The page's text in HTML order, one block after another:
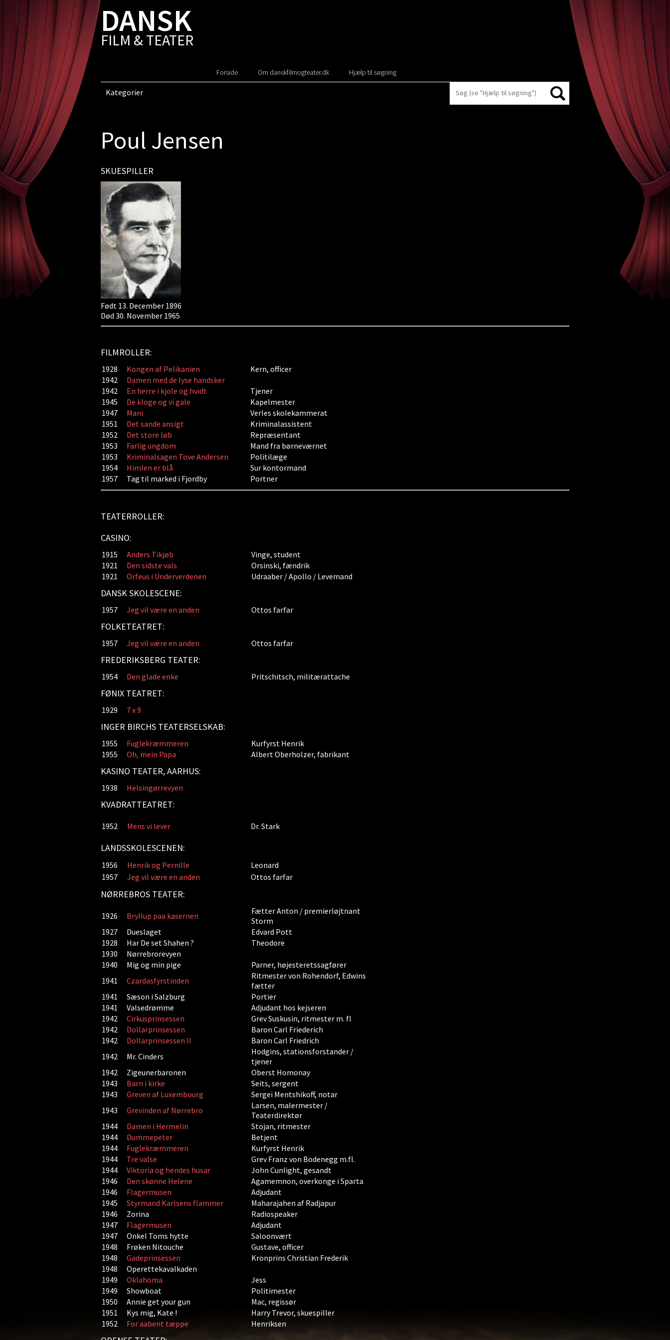
DANSK
FILM & TEATER
Forside Om danskfilmogteater.dk Hjælp til søgning
Kategorier
Poul Jensen
SKUESPILLER
Født 13. December 1896
Død 30. November 1965
FILMROLLER:
1928 Kongen af Pelikanien
Kern, officer
1942
Damen med de lyse handsker
1942
En herre i kjole og hvidt
Tjener
1945
De kloge og vi gale
Kapelmester
1947
Mani
Verles skolekammerat
1951
Det sande ansigt
Kriminalassistent
1952
Det store løb
Repræsentant
1953
Farlig ungdom
Mand fra børneværnet
1953
Kriminalsagen Tove Andersen
Politilæge
1954
Himlen er blå
Sur kontormand
1957
Tag til marked i Fjordby Portner
TEATERROLLER:
CASINO:
1915 Anders Tikjøb
Vinge, student
1921
Den sidste vals
Orsinski, fændrik
1921
Orfeus i Underverdenen Udraaber / Apollo / Levemand
DANSK SKOLESCENE:
1957 Jeg vil være en anden Ottos farfar
FOLKETEATRET:
1957 Jeg vil være en anden Ottos farfar
FREDERIKSBERG TEATER:
1954 Den glade enke Pritschitsch, militærattache
FØNIX TEATRET:
1929 7 x 9
INGER BIRCHS TEATERSELSKAB:
1955 Fuglekræmmeren
Kurfyrst Henrik
1955
Oh, mein Papa Albert Oberholzer, fabrikant
KASINO TEATER, AARHUS:
1938 Helsingørrevyen
KVADRATTEATRET:
1952 Mens vi lever Dr. Stark
LANDSSKOLESCENEN:
1956 Henrik og Pernille
Leonard
1957
Jeg vil være en anden Ottos farfar
NØRREBROS TEATER:
1926 Bryllup paa kasernen
Fætter Anton / premierløjtnant
Storm
1927
Dueslaget
Edvard Pott
1928
Har De set Shahen ?
Theodore
1930
Nørrebrorevyen
1940
Mig og min pige
Parner, højesteretssagfører
1941
Czardasfyrstinden
Ritmester von Rohendorf, Edwins
fætter
1941
Sæson i Salzburg
Portier
1941
Valsedrømme
Adjudant hos kejseren
1942
Cirkusprinsessen
Grev Suskusin, ritmester m. fl
1942
Dollarprinsessen
Baron Carl Friederich
1942
Dollarprinsessen II
Baron Carl Friedrich
1942
Mr. Cinders
Hodgins, stationsforstander /
tjener
1942
Zigeunerbaronen
Oberst Homonay
1943
Barn i kirke
Seits, sergent
1943
Greven af Luxembourg
Sergei Mentshikoff, notar
1943
Grevinden af Nørrebro
Larsen, malermester /
Teaterdirektør
1944
Damen i Hermelin
Stojan, ritmester
1944
Dummepeter
Betjent
1944
Fuglekræmmeren
Kurfyrst Henrik
1944
Tre valse
Grev Franz von Bodenegg m.fl.
1944
Viktoria og hendes husar
John Cunlight, gesandt
1946
Den skønne Helene
Agamemnon, overkonge i Sparta
1946
Flagermusen
Adjudant
1945
Styrmand Karlsens flammer
Maharajahen af Radjapur
1946
Zorina
Radiospeaker
1947
Flagermusen
Adjudant
1947
Onkel Toms hytte
Saloonvært
1948
Frøken Nitouche
Gustave, officer
1948
Gadeprinsessen
Kronprins Christian Frederik
1948
Operettekavalkaden
1949
Oklahoma
Jess
1949
Showboat
Politimester
1950
Annie get your gun
Mac, regissør
1951
Kys mig, Kate !
Harry Trevor, skuespiller
1952
For aabent tæppe Henriksen